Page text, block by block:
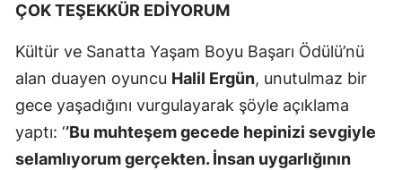
ÇOK TEŞEKKÜR EDİYORUM
Kültür ve Sanatta Yaşam Boyu Başarı Ödülü’nü
alan duayen oyuncu Halil Ergün, unutulmaz bir
gece yaşadığını vurgulayarak şöyle açıklama
yaptı: ‘’Bu muhteşem gecede hepinizi sevgiyle
selamlıyorum gerçekten. İnsan uygarlığının